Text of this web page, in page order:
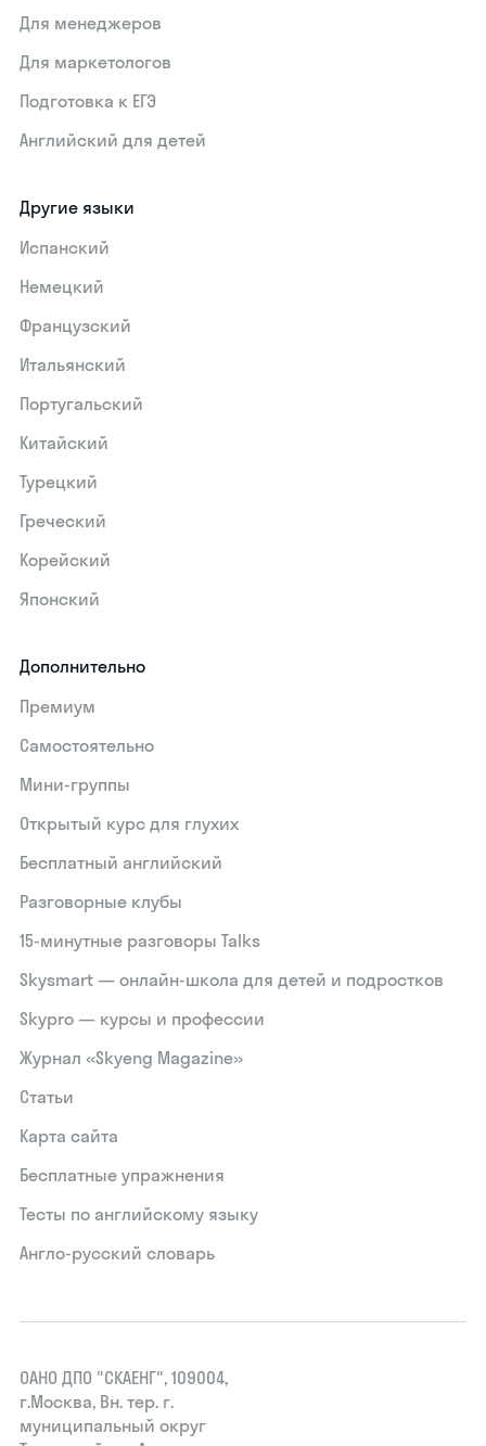
Для менеджеров
Для маркетологов
Подготовка к ЕГЭ
Английский для детей
Другие языки
Испанский
Немецкий
Французский
Итальянский
Португальский
Китайский
Турецкий
Греческий
Корейский
Японский
Дополнительно
Премиум
Самостоятельно
Мини-группы
Открытый курс для глухих
Бесплатный английский
Разговорные клубы
15‑минутные разговоры Talks
Skysmart — онлайн-школа для детей и подростков
Skypro — курсы и профессии
Журнал «Skyeng Magazine»
Статьи
Карта сайта
Бесплатные упражнения
Тесты по английскому языку
Англо-русский словарь
ОАНО ДПО "СКАЕНГ", 109004,
г.Москва, Вн. тер. г.
муниципальный округ